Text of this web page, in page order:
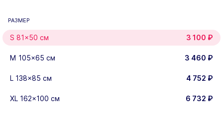
РАЗМЕР
S 81x50 см 3 100 ₽
M 105x65 см 3 460 ₽
L 138x85 см 4 752 ₽
XL 162x100 см 6 732 ₽